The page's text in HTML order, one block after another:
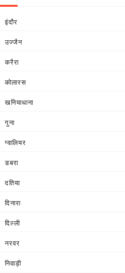
इंदौर
उज्जैन
करैरा
कोलारस
खनियाधाना
गुना
ग्वालियर
डबरा
दतिया
दिनारा
दिल्ली
नरवर
निवाड़ी